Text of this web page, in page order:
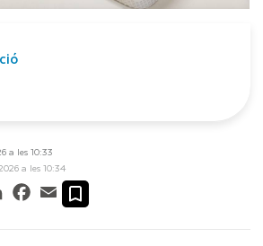
a les 10:33
a les 10:34
LinkedInFacebook
Email